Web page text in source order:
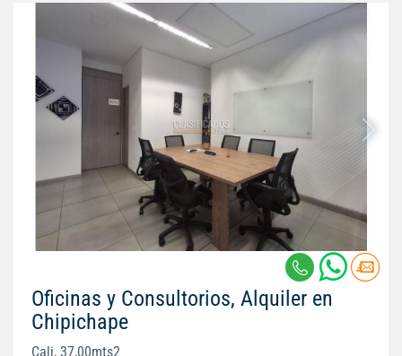
Oficinas y Consultorios, Alquiler en
Chipichape
Cali, 37,00mts2